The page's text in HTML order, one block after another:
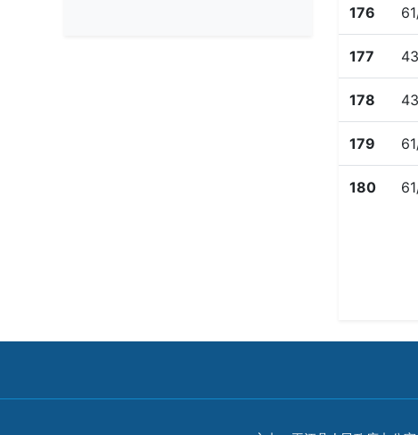
176
177
178
179
180